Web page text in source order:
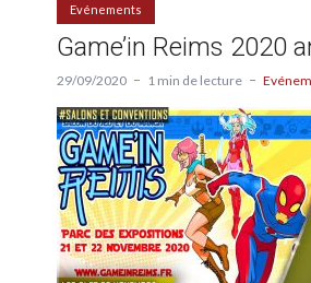
Evénements
Game’in Reims 2020
29/09/2020 1 min de lecture